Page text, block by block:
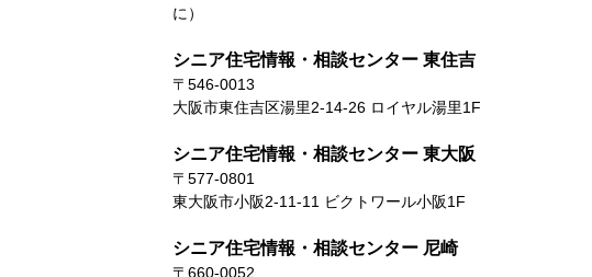
に）
シニア住宅情報・相談センター 東住吉
〒546-0013
大阪市東住吉区湯里2-14-26 ロイヤル湯里1F
シニア住宅情報・相談センター 東大阪
〒577-0801
東大阪市小阪2-11-11 ビクトワール小阪1F
シニア住宅情報・相談センター 尼崎
〒660-0052